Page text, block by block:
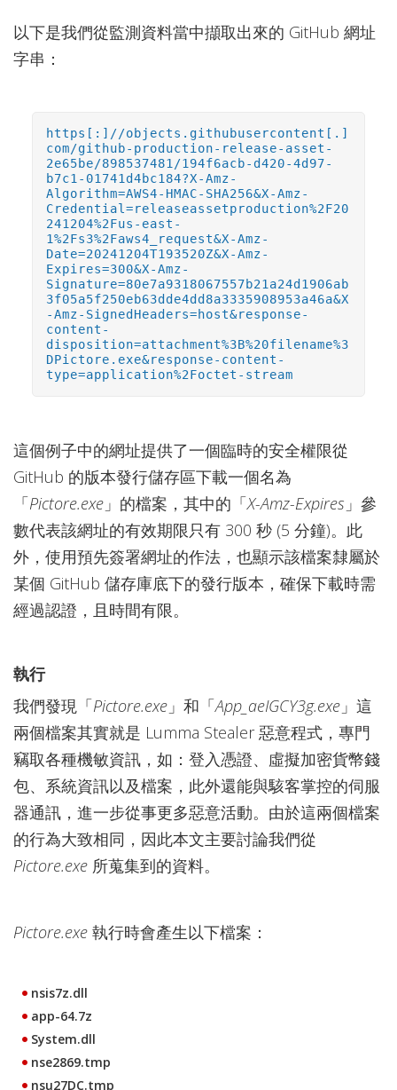
以下是我們從監測資料當中擷取出來的 GitHub 網址
字串：
https[:]//objects.githubusercontent[.]
com/github-production-release-asset-
2e65be/898537481/194f6acb-d420-4d97-
b7c1-01741d4bc184?X-Amz-
Algorithm=AWS4-HMAC-SHA256&X-Amz-
Credential=releaseassetproduction%2F20
241204%2Fus-east-
1%2Fs3%2Faws4_request&X-Amz-
Date=20241204T193520Z&X-Amz-
Expires=300&X-Amz-
Signature=80e7a9318067557b21a24d1906ab
3f05a5f250eb63dde4dd8a3335908953a46a&X
-Amz-SignedHeaders=host&response-
content-
disposition=attachment%3B%20filename%3
DPictore.exe&response-content-
type=application%2Foctet-stream
這個例子中的網址提供了一個臨時的安全權限從
GitHub 的版本發行儲存區下載一個名為
「Pictore.exe 」的檔案，其中的「X-Amz-Expires 」參
數代表該網址的有效期限只有 300 秒 (5 分鐘)。此
外，使用預先簽署網址的作法，也顯示該檔案隸屬於
某個 GitHub 儲存庫底下的發行版本，確保下載時需
經過認證，且時間有限。
執行
我們發現「Pictore.exe 」和「App_aeIGCY3g.exe 」這
兩個檔案其實就是 Lumma Stealer 惡意程式，專門
竊取各種機敏資訊，如：登入憑證、虛擬加密貨幣錢
包、系統資訊以及檔案，此外還能與駭客掌控的伺服
器通訊，進一步從事更多惡意活動。由於這兩個檔案
的行為大致相同，因此本文主要討論我們從
Pictore.exe 所蒐集到的資料。
Pictore.exe 執行時會產生以下檔案：
nsis7z.dll
app-64.7z
System.dll
nse2869.tmp
nsu27DC.tmp